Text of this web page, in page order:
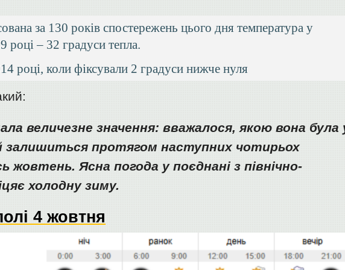
за 130 років спостережень цього дня температура у
році – 32 градуси тепла.
році, коли фіксували 2 градуси нижче нуля
величезне значення: вважалося, якою вона була
залишиться протягом наступних чотирьох
Ясна погода у поєднані з північно-
холодну зиму.
4 жовтня